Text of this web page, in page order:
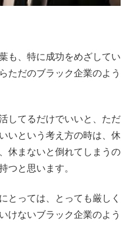
も、特に成功をめざしてい
ただのブラック企業のよう
してるだけでいいと、ただ
いという考え方の時は、休
休まないと倒れてしまうの
つと思います。
とっては、とっても厳しく
けないブラック企業のよう